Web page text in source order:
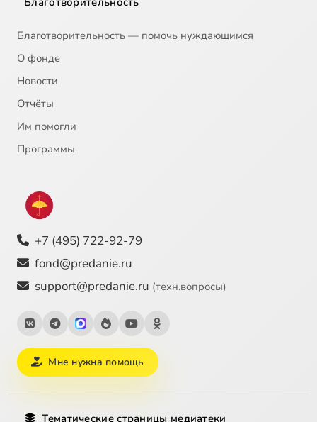
Благотворительность — помочь нуждающимся
О фонде
Новости
Отчёты
Им помогли
Программы
+7 (495) 722-92-79
fond@predanie.ru
support@predanie.ru (техн.вопросы)
Мне нужна помощь
Тематические страницы медиатеки